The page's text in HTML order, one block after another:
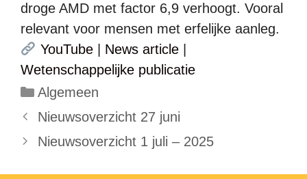
droge AMD met factor 6,9 verhoogt. Vooral
relevant voor mensen met erfelijke aanleg.
YouTube| News article|
Wetenschappelijke publicatie
Categorieën
Algemeen
Nieuwsoverzicht 27 juni
Nieuwsoverzicht 1 juli – 2025